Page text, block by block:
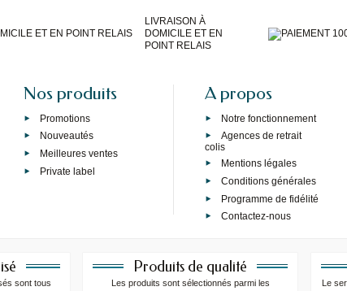
LIVRAISON À
DOMICILE ET EN
POINT RELAIS
Nos produits
Promotions
Nouveautés
Meilleures ventes
Private label
A propos
Notre fonctionnement
Agences de retrait
colis
Mentions légales
Conditions générales
Programme de fidélité
Contactez-nous
sont tous
Produits de qualité
Les produits sont sélectionnés parmi les
Le